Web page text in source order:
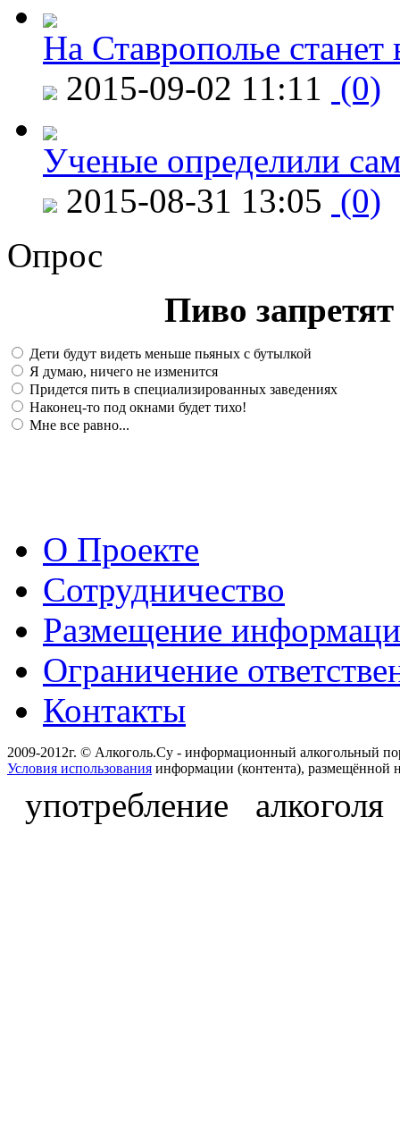
На Ставрополье
2015-09-02 11:11 (0)
Ученые определили
2015-08-31 13:05 (0)
Опрос
Пиво
Дети будут видеть меньше пьяных с бутылкой
Я думаю, ничего не изменится
Придется пить в специализированных заведениях
Наконец-то под окнами будет тихо!
Мне все равно...
О Проекте
Сотрудничество
Размещение
Ограничение
Контакты
2009-2012г. © Алкоголь.Су - информационный алкогольный
Условия использования информации (контента), размещённой
употребление